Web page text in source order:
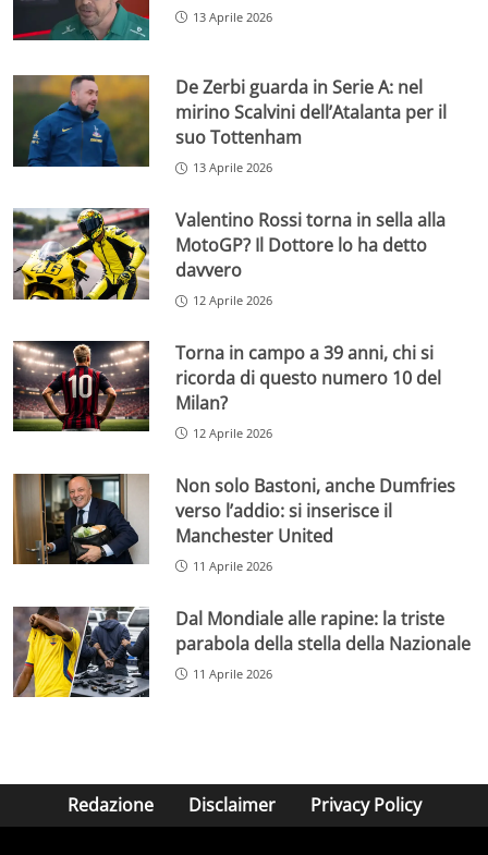
13 Aprile 2026
De Zerbi guarda in Serie A: nel
mirino Scalvini dell’Atalanta per il
suo Tottenham
13 Aprile 2026
Valentino Rossi torna in sella alla
MotoGP? Il Dottore lo ha detto
davvero
12 Aprile 2026
Torna in campo a 39 anni, chi si
ricorda di questo numero 10 del
Milan?
12 Aprile 2026
Non solo Bastoni, anche Dumfries
verso l’addio: si inserisce il
Manchester United
11 Aprile 2026
Dal Mondiale alle rapine: la triste
parabola della stella della Nazionale
11 Aprile 2026
Redazione Disclaimer Privacy Policy